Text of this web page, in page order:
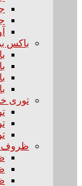
باکس
توری
ظروف